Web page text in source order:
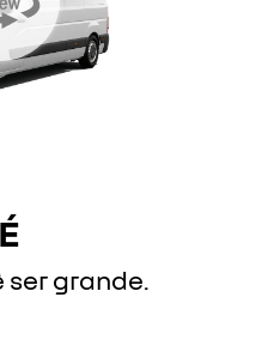
grande.